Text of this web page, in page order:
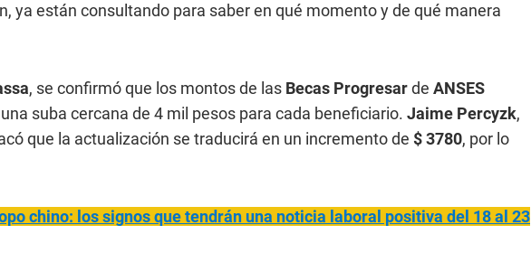
ya están consultando para saber en qué momento y de qué manera
, se confirmó que los montos de las Becas Progresarde ANSES
suba cercana de 4 mil pesos para cada beneficiario. Jaime Percyzk,
que la actualización se traducirá en un incremento de $ 3780, por lo
chino: los signos que tendrán una noticia laboral positiva del 18 al 23